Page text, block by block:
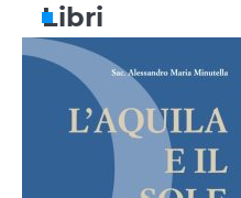
Libri